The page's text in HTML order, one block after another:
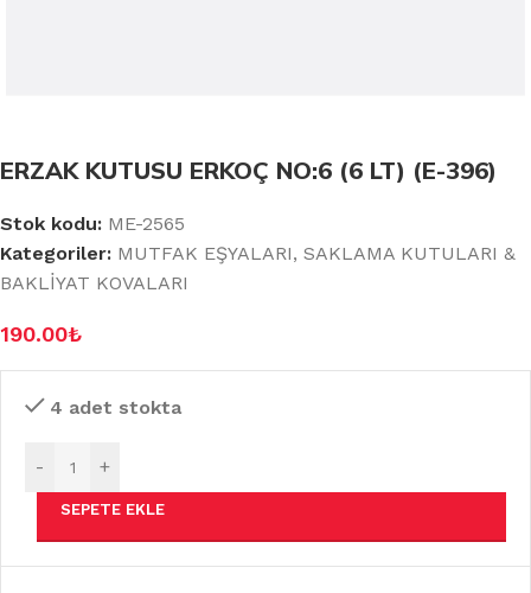
ERZAK KUTUSU ERKOÇ NO:6 (6 LT) (E-396)
Stok kodu: ME-2565
Kategoriler: MUTFAK EŞYALARI, SAKLAMA KUTULARI &
BAKLİYAT KOVALARI
190.00₺
4 adet stokta
- +
SEPETE EKLE